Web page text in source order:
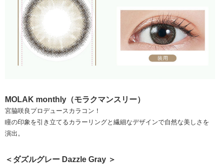
MOLAK monthly（モラクマンスリー）
宮脇咲良プロデュースカラコン！
瞳の印象を引き立てるカラーリングと繊細なデザインで自然な美しさを
演出。
＜ダズルグレー Dazzle Gray ＞